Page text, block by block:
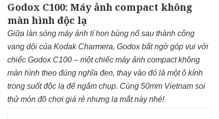
Godox C100: Máy ảnh compact không
màn hình độc lạ
Giữa làn sóng máy ảnh tí hon bùng nổ sau thành công
vang dội của Kodak Charmera, Godox bất ngờ góp vui với
chiếc Godox C100 – một chiếc máy ảnh compact không
màn hình theo đúng nghĩa đen, thay vào đó là một ô kính
trong suốt độc lạ để ngắm chụp. Cùng 50mm Vietnam soi
thử món đồ chơi giá rẻ nhưng lạ mắt này nhé!